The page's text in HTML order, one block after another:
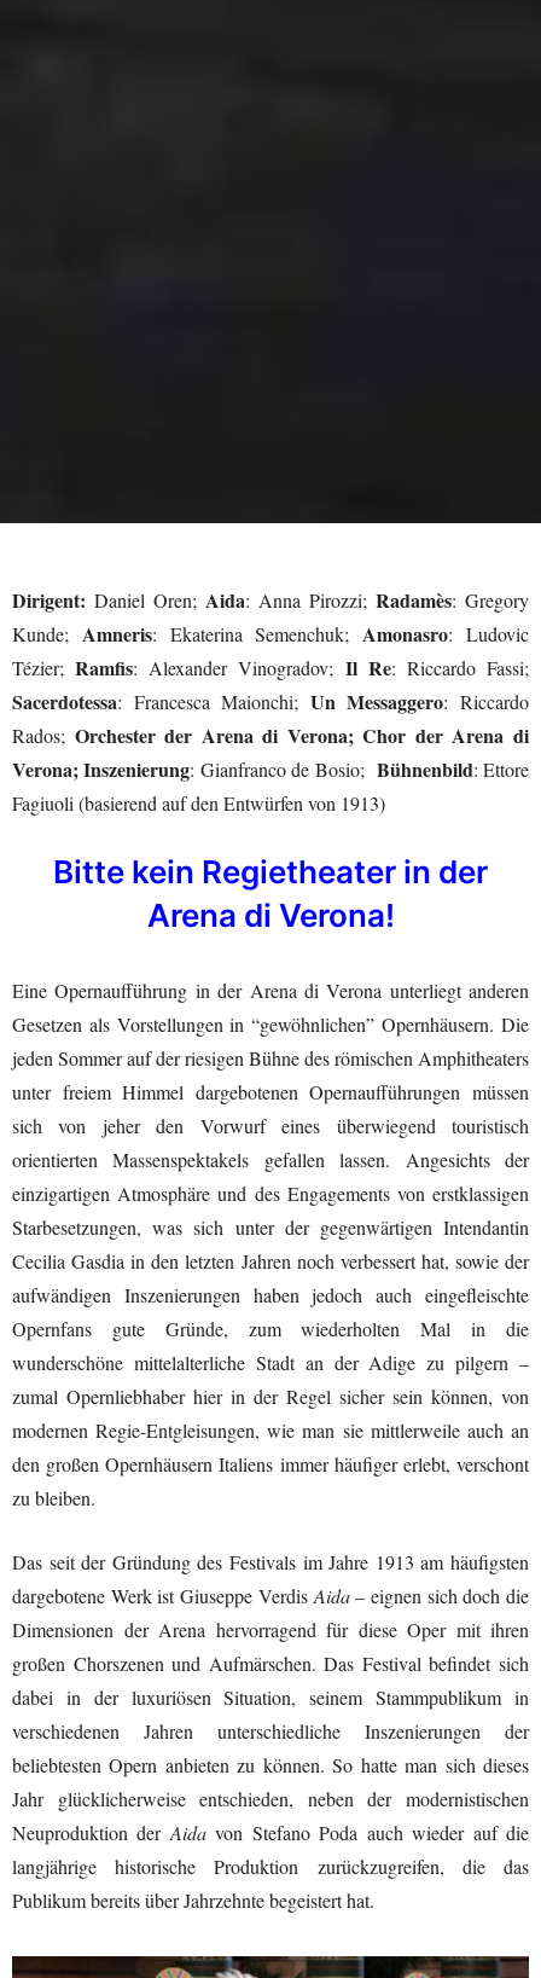
Dirigent: Daniel Oren; Aida: Anna Pirozzi; Radamès: Gregory
Kunde; Amneris: Ekaterina Semenchuk; Amonasro: Ludovic
Tézier;Ramfis: Alexander Vinogradov; Il Re: Riccardo Fassi;
Sacerdotessa: Francesca Maionchi; Un Messaggero: Riccardo
Rados; Orchester der Arena di Verona;Chor der Arena di
Verona;Inszenierung: Gianfranco de Bosio; Bühnenbild: Ettore
Fagiuoli (basierend auf den Entwürfen von 1913)
Bitte kein Regietheater in der
Arena di Verona!
Eine Opernaufführung in der Arena di Verona unterliegt anderen
Gesetzen als Vorstellungen in “gewöhnlichen” Opernhäusern. Die
jeden Sommer auf der riesigen Bühne des römischen Amphitheaters
unter freiem Himmel dargebotenen Opernaufführungen müssen
sich von jeher den Vorwurf eines überwiegend touristisch
orientierten Massenspektakels gefallen lassen. Angesichts der
einzigartigen Atmosphäre und des Engagements von erstklassigen
Starbesetzungen, was sich unter der gegenwärtigen Intendantin
Cecilia Gasdia in den letzten Jahren noch verbessert hat, sowie der
aufwändigen Inszenierungen haben jedoch auch eingefleischte
Opernfans gute Gründe, zum wiederholten Mal in die
wunderschöne mittelalterliche Stadt an der Adige zu pilgern –
zumal Opernliebhaber hier in der Regel sicher sein können, von
modernen Regie-Entgleisungen, wie man sie mittlerweile auch an
den großen Opernhäusern Italiens immer häufiger erlebt, verschont
zu bleiben.
Das seit der Gründung des Festivals im Jahre 1913 am häufigsten
dargebotene Werk ist Giuseppe Verdis Aida– eignen sich doch die
Dimensionen der Arena hervorragend für diese Oper mit ihren
großen Chorszenen und Aufmärschen. Das Festival befindet sich
dabei in der luxuriösen Situation, seinem Stammpublikum in
verschiedenen Jahren unterschiedliche Inszenierungen der
beliebtesten Opern anbieten zu können. So hatte man sich dieses
Jahr glücklicherweise entschieden, neben der modernistischen
Neuproduktion der Aidavon Stefano Poda auch wieder auf die
langjährige historische Produktion zurückzugreifen, die das
Publikum bereits über Jahrzehnte begeistert hat.